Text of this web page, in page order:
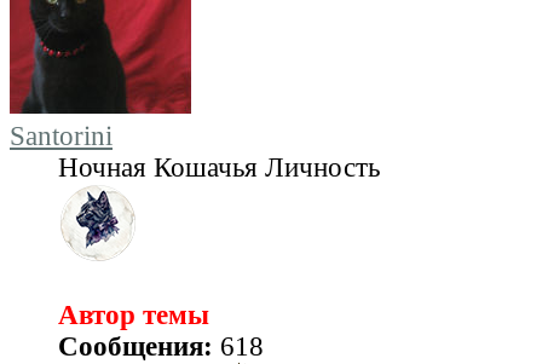
Santorini
Ночная Кошачья Личность
Автор темы
Сообщения: 618